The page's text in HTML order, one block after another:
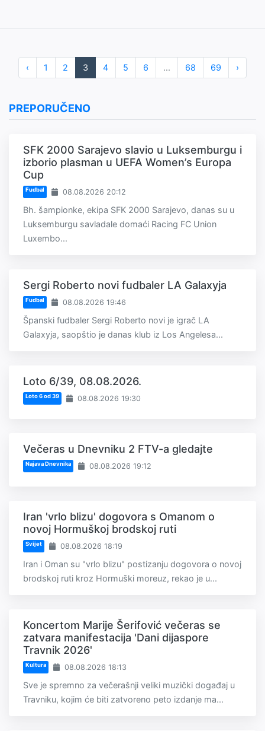
‹ 1 2 3 4 5 6 ... 68 69 ›
PREPORUČENO
SFK 2000 Sarajevo slavio u Luksemburgu i
izborio plasman u UEFA Women’s Europa
Cup
Fudbal 08.08.2026 20:12
Bh. šampionke, ekipa SFK 2000 Sarajevo, danas su u
Luksemburgu savladale domaći Racing FC Union
Luxembo...
Sergi Roberto novi fudbaler LA Galaxyja
Fudbal 08.08.2026 19:46
Španski fudbaler Sergi Roberto novi je igrač LA
Galaxyja, saopštio je danas klub iz Los Angelesa...
Loto 6/39, 08.08.2026.
Loto 6 od 39 08.08.2026 19:30
Večeras u Dnevniku 2 FTV-a gledajte
Najava Dnevnika 08.08.2026 19:12
Iran 'vrlo blizu' dogovora s Omanom o
novoj Hormuškoj brodskoj ruti
Svijet 08.08.2026 18:19
Iran i Oman su "vrlo blizu" postizanju dogovora o novoj
brodskoj ruti kroz Hormuški moreuz, rekao je u...
Koncertom Marije Šerifović večeras se
zatvara manifestacija 'Dani dijaspore
Travnik 2026'
Kultura 08.08.2026 18:13
Sve je spremno za večerašnji veliki muzički događaj u
Travniku, kojim će biti zatvoreno peto izdanje ma...